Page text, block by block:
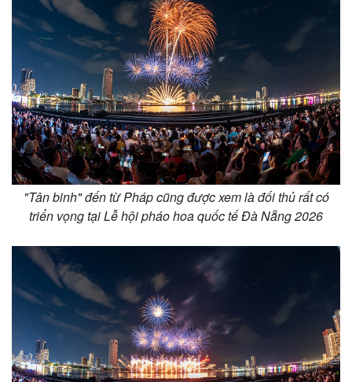
Thể thao
Bóng đá
Ô tô - Xe máy
Ô tô
"Tân binh" đến từ Pháp cũng được xem là đối thủ rất có
triển vọng tại Lễ hội pháo hoa quốc tế Đà Nẵng 2026